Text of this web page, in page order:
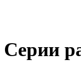
Серии